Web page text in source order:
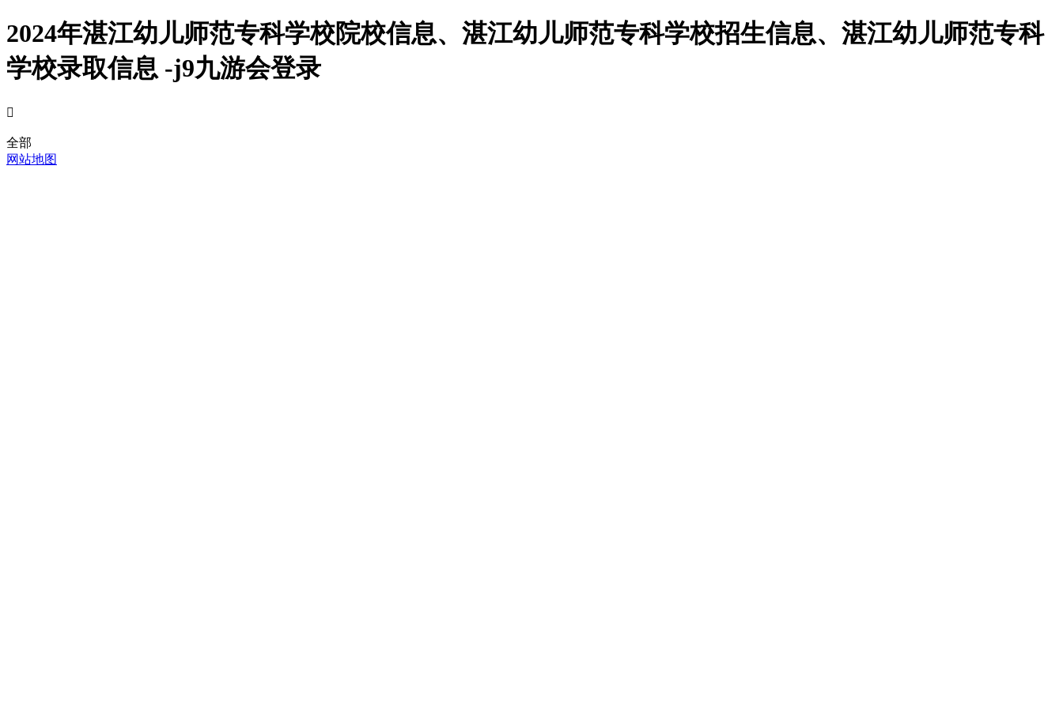
2024年湛江幼儿师范专科学校院校信息、湛江幼儿师范专科学校招生信息、湛江幼儿师范专科
学校录取信息 -j9九游会登录

全部
网站地图